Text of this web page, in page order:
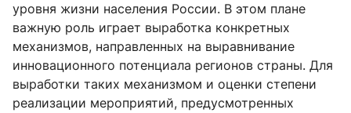
уровня жизни населения России. В этом плане
важную роль играет выработка конкретных
механизмов, направленных на выравнивание
инновационного потенциала регионов страны. Для
выработки таких механизмом и оценки степени
реализации мероприятий, предусмотренных